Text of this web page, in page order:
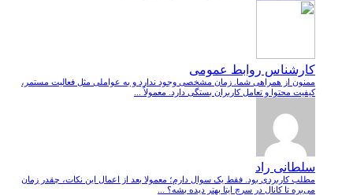
کارشناس روابط عمومی
ممنون از همراهی شما. زمان مشخصی وجود ندارد و به عواملی مثل فعالیت مستمر،
کیفیت محتوا و تعامل کاربران بستگی دارد. معمولاً ...
سلطانی راد
مطلب کاربردی بود. فقط یک سوال دارم؛ معمولا بعد از اعمال این نکات، چقدر زمان
می‌بره تا کانال در سرچ ایتا بهتر دیده بشه؟ ...